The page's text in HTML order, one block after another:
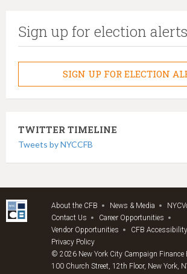
Sign up for election alerts
SIGN UP FOR ELECTION
TWITTER TIMELINE
Tweets by NYCCFB
About the CFB News & Media
Contact Us
Career Opportunities
Vendor Opportunities
CFB Accessibility
Privacy Policy
© 2026 New York City Campaign Finance
100 Church Street, 12th Floor, New York,